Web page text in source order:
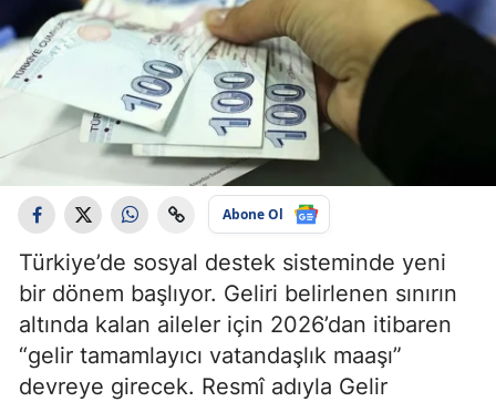
Abone Ol
Türkiye’de sosyal destek sisteminde yeni
bir dönem başlıyor. Geliri belirlenen sınırın
altında kalan aileler için 2026’dan itibaren
“gelir tamamlayıcı vatandaşlık maaşı”
devreye girecek. Resmî adıyla Gelir